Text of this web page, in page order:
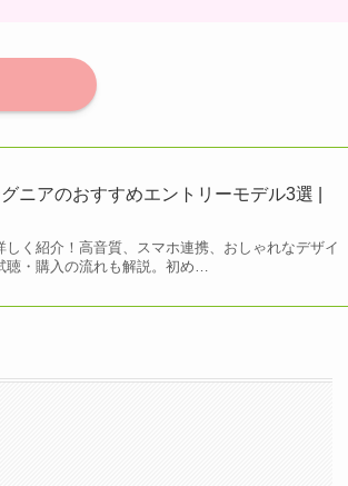
ニアのおすすめエントリーモデル3選 |
く紹介！高音質、スマホ連携、おしゃれなデザイ
聴・購入の流れも解説。初め…